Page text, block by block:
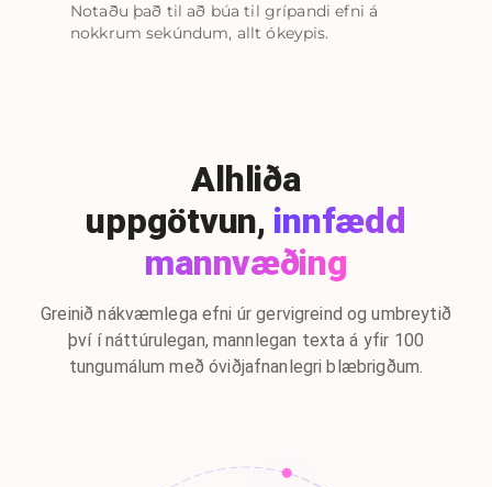
Notaðu það til að búa til grípandi efni á
nokkrum sekúndum, allt ókeypis.
Alhliða
uppgötvun, innfædd
mannvæðing
Greinið nákvæmlega efni úr gervigreind og umbreytið
því í náttúrulegan, mannlegan texta á yfir 100
tungumálum með óviðjafnanlegri blæbrigðum.